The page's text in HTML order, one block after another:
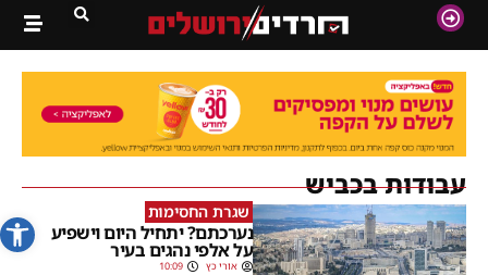
פתח
עבודות בכביש
שגרת החסימות
נערכתם? יתחיל היום וישפיע
על אלפי נהגים בעיר
אורי כץ 10:09